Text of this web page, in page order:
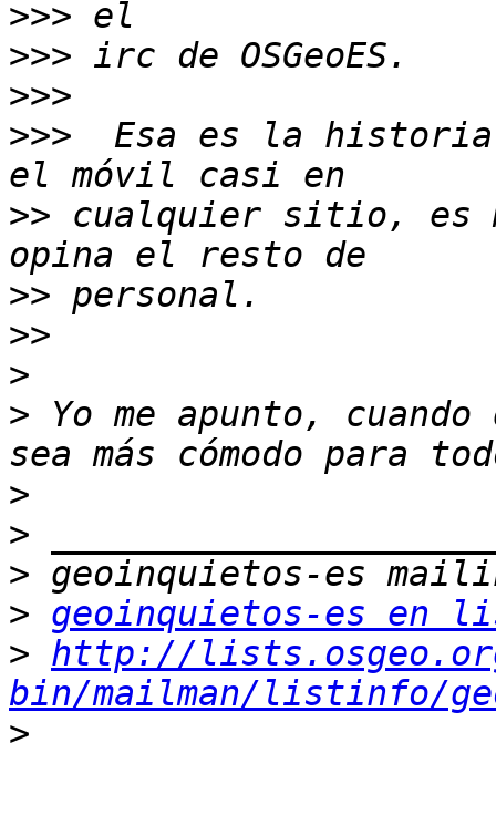
>>>
>>>
>>>
>>>
Esa es la
>> cualquier sitio, es
>>
>>
>
> Yo me apunto,
>
>
>
> geoinquietos-es en
> http://
bin/mailman/listinfo/
>